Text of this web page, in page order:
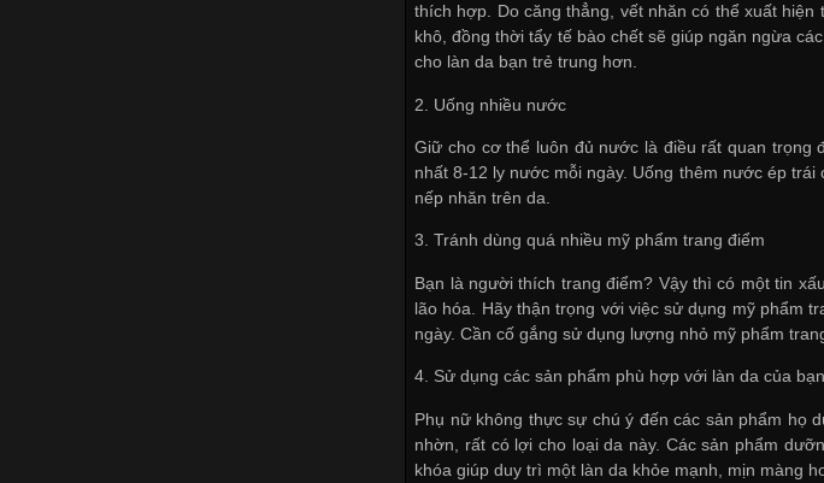
thích hợp. Do căng thẳng, vết nhăn có thể xuất
khô, đồng thời tẩy tế bào chết sẽ giúp ngăn ngừa
cho làn da bạn trẻ trung hơn.
2. Uống nhiều nước
Giữ cho cơ thể luôn đủ nước là điều rất quan trọng
nhất 8-12 ly nước mỗi ngày. Uống thêm nước ép
nếp nhăn trên da.
3. Tránh dùng quá nhiều mỹ phẩm trang điểm
Bạn là người thích trang điểm? Vậy thì có một tin
lão hóa. Hãy thận trọng với việc sử dụng mỹ phẩm
ngày. Cần cố gắng sử dụng lượng nhỏ mỹ phẩm
4. Sử dụng các sản phẩm phù hợp với làn da của bạn
Phụ nữ không thực sự chú ý đến các sản phẩm họ
nhờn, rất có lợi cho loại da này. Các sản phẩm
khóa giúp duy trì một làn da khỏe mạnh, mịn màng